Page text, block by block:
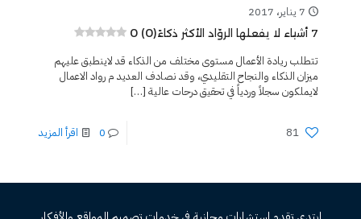
7 يناير، 2017
7 أشياء لا يفعلها الروّاد الأكثر ذكاءً 0 (0)
تتطلب ريادة الأعمال مستوى مختلف من الذكاء قد لاينطبق عليهم
ميزان الذكاء والنجاح التقليدي، وقد نصادف العديد م رواد الاعمال
لايملكون سجلاً وردياً في تحقيق درحات عالية […]
81
0 اقرأ المزيد